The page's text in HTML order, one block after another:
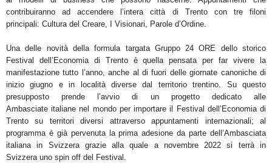
contribuiranno ad accendere l’intera città di Trento con tre filoni
principali: Cultura del Creare, I Visionari, Parole d’Ordine.
Una delle novità della formula targata Gruppo 24 ORE dello storico
Festival dell’Economia di Trento è quellapensata per
far vivere la
manifestazione tutto l’anno, anche al di fuori delle giornate canoniche di
iniziogiugno e in località diverse dal territorio trentino. Su questo
presupposto prende l’avvio di un
progetto dedicato alle
Ambasciate italiane nel mondo per importare il Festival dell’Economia di
Trento su territoridiversi attraverso appuntamenti internazionali;
al
programma è già pervenuta la prima adesione da partedell’Ambasciata
italiana in Svizzera
grazie alla quale a
novembre 2022 si terrà in
Svizzera uno spin off del Festival .